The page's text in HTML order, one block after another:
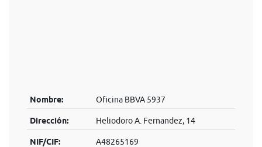
Nombre: Oficina BBVA 5937
Dirección: Heliodoro A. Fernandez, 14
NIF/CIF: A48265169